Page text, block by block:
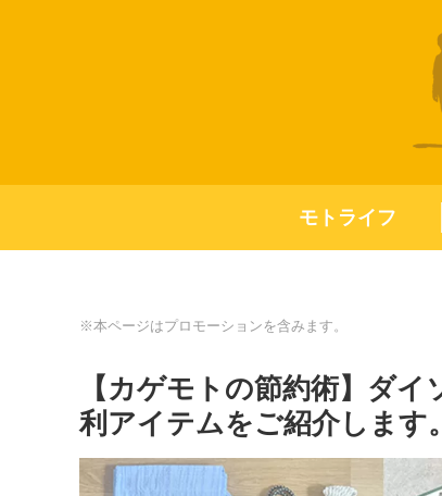
モトライフ
※本ページはプロモーションを含みます。
【カゲモトの節約術】ダ
利アイテムをご紹介します。